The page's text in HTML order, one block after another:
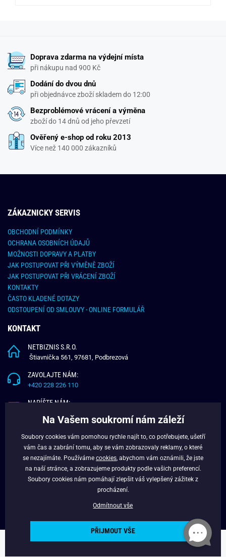
Doprava zdarma na výdejní místa
při nákupu nad 900 Kč
Dodání do dvou dnů
při objednávce zboží skladem do 12:00
Bezproblémové vrácení a výměna
zboží do 14 dnů od jeho převzetí
Ověřený e-shop od roku 2013
Více než 140 000 zákazníků
ZÁKAZNICKY SERVIS
OBCHODNÍ PODMÍNKY
OCHRANA OSOBNÍCH ÚDAJŮ
MOŽNOSTI DOPRAVY A PLATBY
JAK POSTUPOVAT PŘI VÝMĚNĚ ZBOŽÍ
JAK POSTUPOVAT PŘI VRÁCENÍ ZBOŽÍ
KONTAKTY
ČASTO KLADENÉ DOTAZY
ODSTOUPENÍ OD SMLOUVY - ONLINE FORMULÁŘ
KONTAKT
NETBIZNIS S.R.O.
Štiavnička 561, 97681, Podbrezová
ZAVOLAJTE NÁM:
+420 228 226 110
NAPÍŠTE NÁM:
O NÁS
VĚRNOSTNÍ PROGRAM
Copyright © 2024 - Budchlap.cz Všechna práva vyhrazena. webdesign ©
Na Vašem soukromí nám záleží
Soubory cookies vám pomohou rychle najít to, co potřebujete, ušetří
vám čas a zabrání tomu, aby se vám zobrazovaly reklamy, o které
se nezajímáte. Používáme cookies , abychom vám oznámili, že jste
na naší stránce, a zobrazujeme produkty podle vašich preferencí.
Soubory cookies nám pomáhají zlepšit váš vylepšený zážitek z
procházení.
Odmítnout vše
PŘIJMOUT VŠE